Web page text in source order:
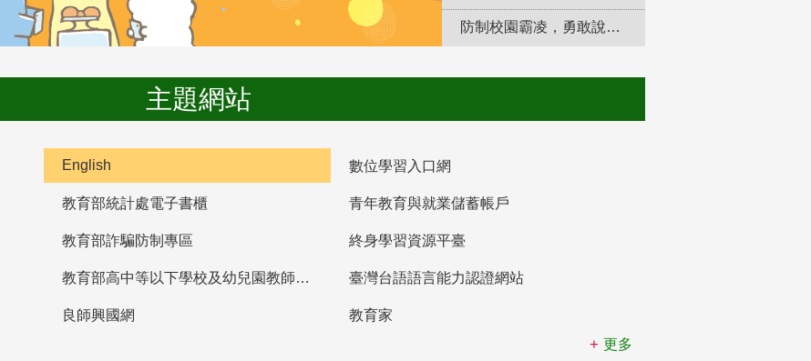
防制校園霸凌，勇敢說出來！
主題網站
English 數位學習入口網
教育部統計處電子書櫃 青年教育與就業儲蓄帳戶
教育部詐騙防制專區 終身學習資源平臺
教育部高中等以下學校及幼兒園教師資格檢定考試 臺灣台語語言能力認證網站
良師興國網
教育家
更多